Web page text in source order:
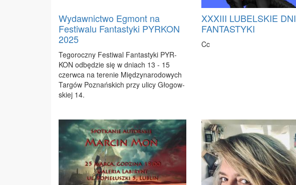
Wydawnictwo Egmont na
Festiwalu Fantastyki PYRKON
2025
Te­go­rocz­ny Fe­sti­wal Fan­ta­sty­ki PYR­
KON od­bę­dzie się w dniach 13 - 15
czerw­ca na te­re­nie Mię­dzy­na­ro­do­wych
Tar­gów Po­znań­skich przy uli­cy Gło­gow­
skiej 14.
XXXIII LUBELSKIE DNI
FANTASTYKI
Cc